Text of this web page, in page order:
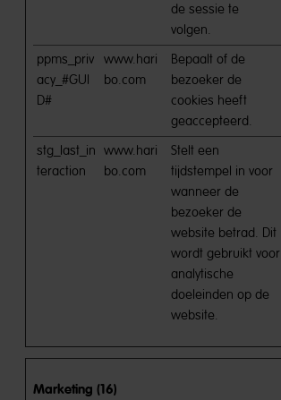
de sessie te
volgen.
ppms_priv
acy_#GUI
D#
www.hari
bo.com
Bepaalt of de
bezoeker de
cookies heeft
geaccepteerd.
stg_last_in
teraction
www.hari
bo.com
Stelt een
tijdstempel in voor
wanneer de
bezoeker de
website betrad. Dit
wordt gebruikt voor
analytische
doeleinden op de
website.
Marketing (16)